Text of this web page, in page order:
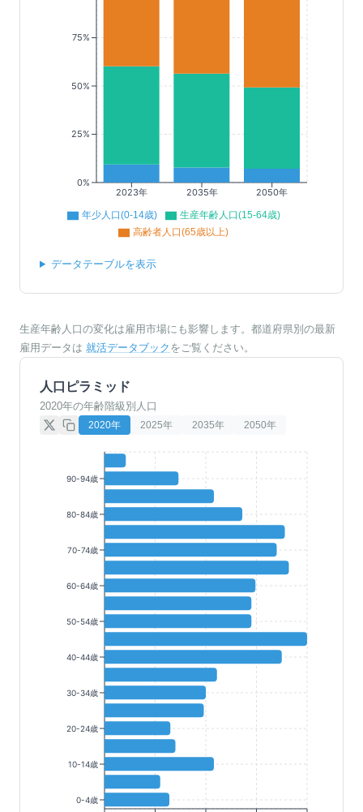
2023年 2035年 2050年
0%
25%
50%
75%
年少人口(0-14歳)
生産年齢人口(15-64歳)
高齢者人口(65歳以上)
データテーブルを表示
生産年齢人口の変化は雇用市場にも影響します。都道府県別の最新
雇用データは 就活データブック をご覧ください。
人口ピラミッド
2020年の年齢階級別人口
2020年 2025年 2035年 2050年
90-94歳
80-84歳
70-74歳
60-64歳
50-54歳
40-44歳
30-34歳
20-24歳
10-14歳
0-4歳